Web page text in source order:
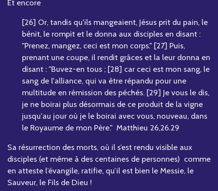
Et encore
[26] Or, tandis qu'ils mangeaient, Jésus prit du pain, le
bénit, le rompit et le donna aux disciples en disant :
"Prenez, mangez, ceci est mon corps." [27] Puis,
prenant une coupe, il rendit grâces et la leur donna en
disant : "Buvez-en tous ; [28] car ceci est mon sang, le
sang de l'alliance, qui va être répandu pour une
multitude en rémission des péchés. [29] Je vous le dis,
je ne boirai plus désormais de ce produit de la vigne
jusqu'au jour où je le boirai avec vous, nouveau, dans
le Royaume de mon Père." Matthieu 26,26.29
Sa résurrection des morts, où il s’est rendu visible aux
disciples (et même à des centaines de personnes) comme
en atteste l’évangile, ratifie, qu’il est bien le Messie, le
Sauveur, le Fils de Dieu !